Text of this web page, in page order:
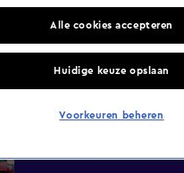
Alle cookies accepteren
Huidige keuze opslaan
Voorkeuren beheren